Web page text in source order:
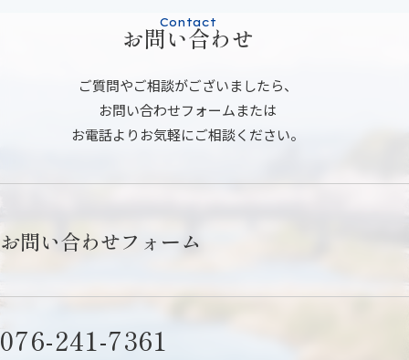
Contact
お問い合わせ
ご質問やご相談がございましたら、
お問い合わせフォームまたは
お電話よりお気軽にご相談ください。
お問い合わせフォーム
076-241-7361